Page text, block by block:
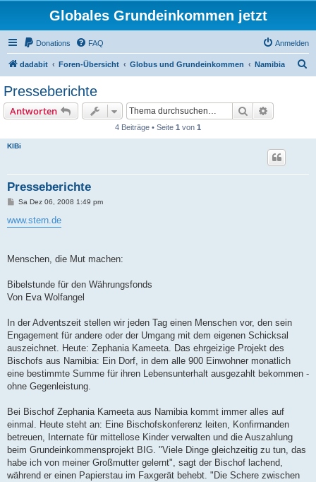
Globales Grundeinkommen jetzt
Donations FAQ Anmelden
dadabit Foren-Übersicht Globus und Grundeinkommen Namibia
Presseberichte
Antworten Suche
4 Beiträge • Seite 1 von 1
KlBi
Presseberichte
B
i
t
Sa Dez 06, 2008 1:49 pm
www.stern.de
Menschen, die Mut machen:
Bibelstunde für den Währungsfonds
Von Eva Wolfangel
In der Adventszeit stellen wir jeden Tag einen Menschen vor, den sein
Engagement für andere oder der Umgang mit dem eigenen Schicksal
auszeichnet. Heute: Zephania Kameeta. Das ehrgeizige Projekt des
Bischofs aus Namibia: Ein Dorf, in dem alle 900 Einwohner monatlich
eine bestimmte Summe für ihren Lebensunterhalt ausgezahlt bekommen -
ohne Gegenleistung.
Bei Bischof Zephania Kameeta aus Namibia kommt immer alles auf
einmal. Heute steht an: Eine Bischofskonferenz leiten, Konfirmanden
betreuen, Internate für mittellose Kinder verwalten und die Auszahlung
beim Grundeinkommensprojekt BIG. "Viele Dinge gleichzeitig zu tun, das
habe ich von meiner Großmutter gelernt", sagt der Bischof lachend,
während er einen Papierstau im Faxgerät behebt. "Die Schere zwischen